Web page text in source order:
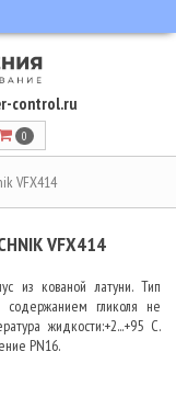
control.ru
0
VFX414
VFX414
из кованой латуни. Тип
гликоля не
жидкости:+2...+95 C.
PN16.